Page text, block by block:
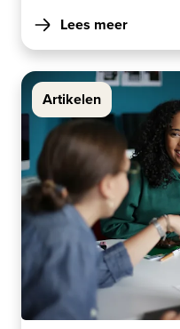
Lees meer
Artikelen